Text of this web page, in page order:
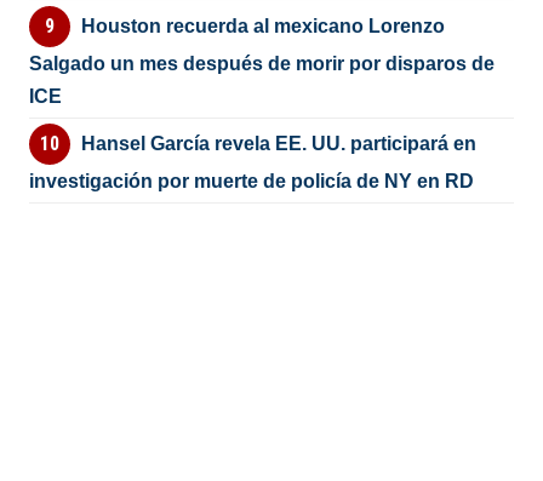
Houston recuerda al mexicano Lorenzo
Salgado un mes después de morir por disparos de
ICE
Hansel García revela EE. UU. participará en
investigación por muerte de policía de NY en RD